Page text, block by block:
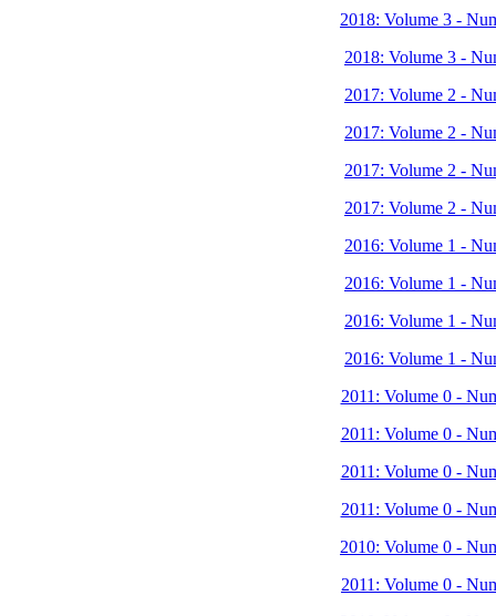
2018: Volume 3 -
2018: Volume 3 -
2017: Volume 2 -
2017: Volume 2 -
2017: Volume 2 -
2017: Volume 2 -
2016: Volume 1 -
2016: Volume 1 -
2016: Volume 1 -
2016: Volume 1 -
2011: Volume 0 -
2011: Volume 0 -
2011: Volume 0 -
2011: Volume 0 -
2010: Volume 0 -
2011: Volume 0 -